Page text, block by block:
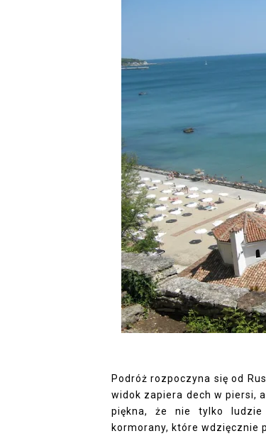
Podróż rozpoczyna się od
widok zapiera dech w piersi,
piękna, że nie tylko
kormorany, które wdzięcznie